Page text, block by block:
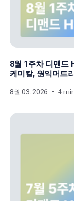
8월 1주차 디맨드
케미칼, 원익머트
8월 03, 2026 4